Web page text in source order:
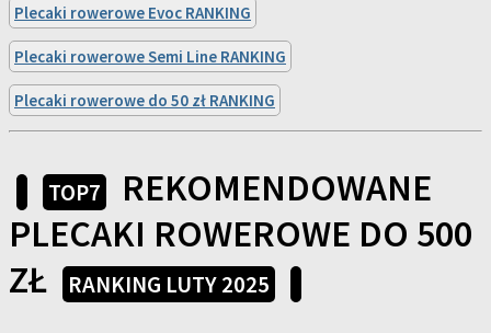
Plecaki rowerowe Evoc RANKING
Plecaki rowerowe Semi Line RANKING
Plecaki rowerowe do 50 zł RANKING
TOP7
REKOMENDOWANE
PLECAKI ROWEROWE DO 500
ZŁ
RANKING LUTY 2025